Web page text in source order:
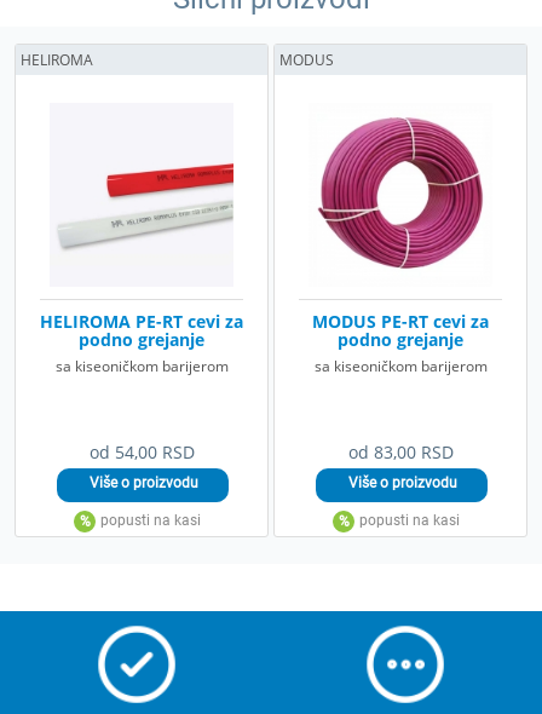
od 54,00 RSD
HELIROMA PE-RT cevi za
podno grejanje
sa kiseoničkom barijerom
HELIROMA
od 83,00 RSD
MODUS PE-RT cevi za
podno grejanje
sa kiseoničkom barijerom
MODUS